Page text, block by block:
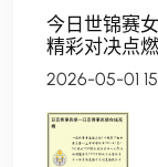
今日世锦赛
精彩对决点
2026-05-01